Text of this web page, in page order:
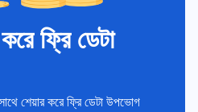
ফ্রি ডেটা
শেয়ার করে ফ্রি ডেটা উপভোগ